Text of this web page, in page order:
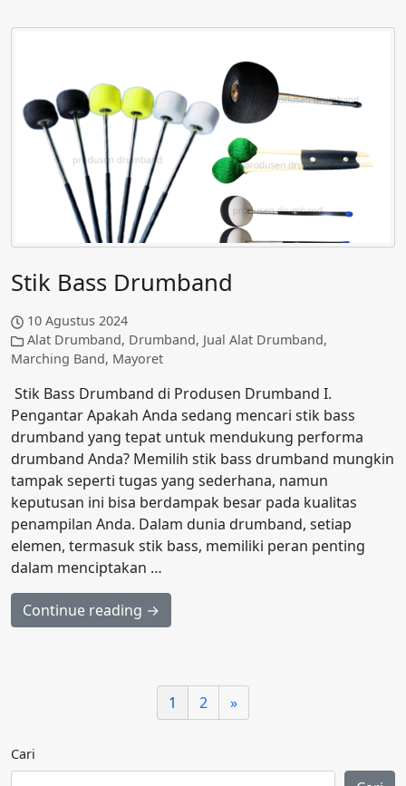
Stik Bass Drumband
10 Agustus 2024
Alat Drumband, Drumband, Jual Alat Drumband,
Marching Band, Mayoret
Stik Bass Drumband di Produsen Drumband I.
Pengantar Apakah Anda sedang mencari stik bass
drumband yang tepat untuk mendukung performa
drumband Anda? Memilih stik bass drumband mungkin
tampak seperti tugas yang sederhana, namun
keputusan ini bisa berdampak besar pada kualitas
penampilan Anda. Dalam dunia drumband, setiap
elemen, termasuk stik bass, memiliki peran penting
dalam menciptakan …
Continue reading →
1 2 »
Cari